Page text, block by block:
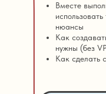
Вместе
нюансы
Как
нужны (без
Как сделать